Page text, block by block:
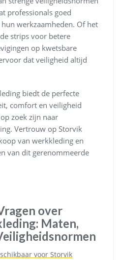
professionals goed
werkzaamheden. Of het
strips voor betere
op kwetsbare
dat veiligheid altijd
biedt de perfecte
comfort en veiligheid
zoek zijn naar
Vertrouw op Storvik
van werkkleding en
van dit gerenommeerde
over
Maten,
voor Storvik